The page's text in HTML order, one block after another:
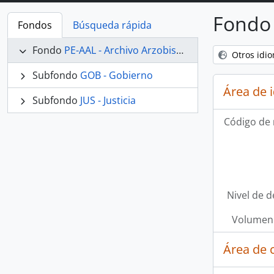
Fondos
Búsqueda rápida
Fondo PE-AAL - Archivo Arzobispal de Lima
Subfondo GOB - Gobierno
Subfondo JUS - Justicia
Otros
Área de
Código
Nivel de
Área de